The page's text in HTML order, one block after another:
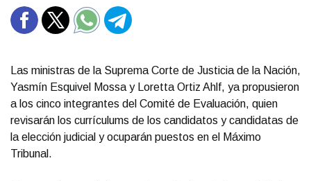
Las ministras de la Suprema Corte de Justicia de la Nación,
Yasmín Esquivel Mossa y Loretta Ortiz Ahlf, ya propusieron
a los cinco integrantes del Comité de Evaluación, quien
revisarán los currículums de los candidatos y candidatas de
la elección judicial y ocuparán puestos en el Máximo
Tribunal.